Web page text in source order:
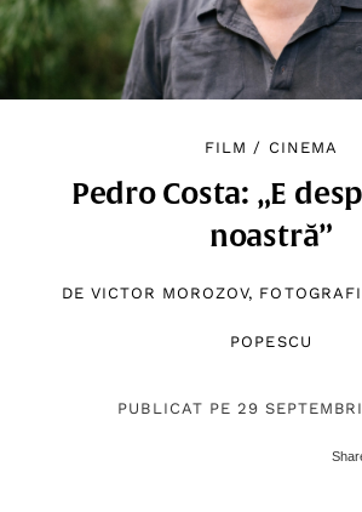
FILM / CINEMA
Pedro Costa: „E
noastră”
DE VICTOR MOROZOV,
POPESCU
PUBLICAT PE 29